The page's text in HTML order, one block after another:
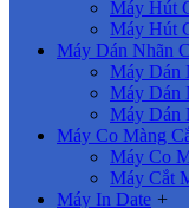
Máy Hút
Máy Hút
Máy Dán Nhãn
Máy Dán
Máy Dán
Máy Dán
Máy Co Màng
Máy Co
Máy Cắt
Máy In Date +